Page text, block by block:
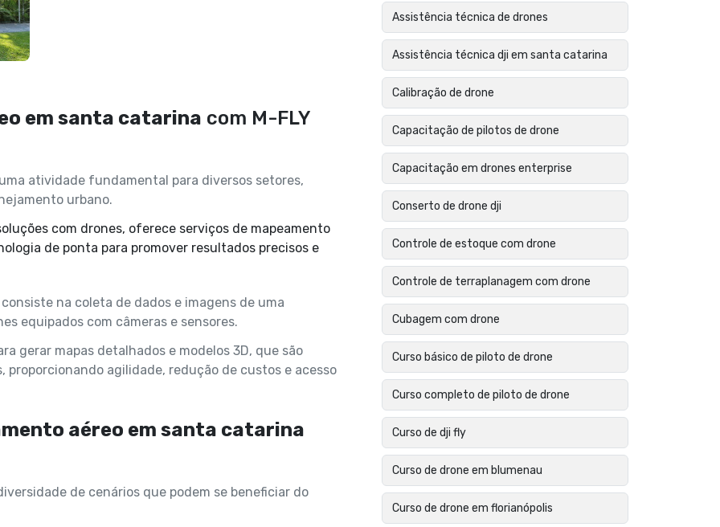
em santa catarina com M-FLY
atividade fundamental para diversos setores,
urbano.
de ponta para promover resultados precisos e
consiste na coleta de dados e imagens de uma
equipados com câmeras e sensores.
gerar mapas detalhados e modelos 3D, que são
proporcionando agilidade, redução de custos e acesso
aéreo em santa catarina
de cenários que podem se beneficiar do
Assistência técnica de drones
Assistência técnica dji em santa catarina
Calibração de drone
Capacitação de pilotos de drone
Capacitação em drones enterprise
Conserto de drone dji
Controle de estoque com drone
Controle de terraplanagem com drone
Cubagem com drone
Curso básico de piloto de drone
Curso completo de piloto de drone
Curso de dji fly
Curso de drone em blumenau
Curso de drone em florianópolis